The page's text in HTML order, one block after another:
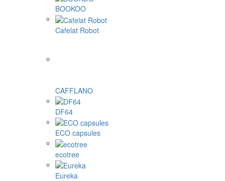
BOOKOO
Cafelat Robot
CAFFLANO
DF64
ECO capsules
ecotree
Eureka